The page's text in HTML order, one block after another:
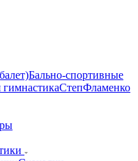
Бально-спортивные
СтепФламенко